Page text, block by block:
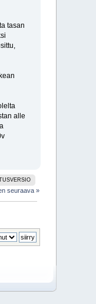
tasan
alle
seuraava »